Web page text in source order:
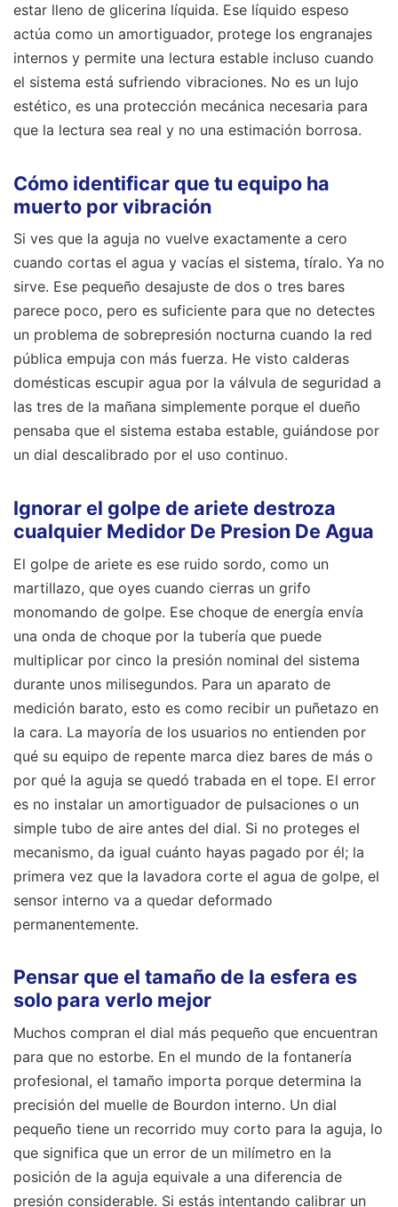
estar lleno de glicerina líquida. Ese líquido espeso
actúa como un amortiguador, protege los engranajes
internos y permite una lectura estable incluso cuando
el sistema está sufriendo vibraciones. No es un lujo
estético, es una protección mecánica necesaria para
que la lectura sea real y no una estimación borrosa.
Cómo identificar que tu equipo ha
muerto por vibración
Si ves que la aguja no vuelve exactamente a cero
cuando cortas el agua y vacías el sistema, tíralo. Ya no
sirve. Ese pequeño desajuste de dos o tres bares
parece poco, pero es suficiente para que no detectes
un problema de sobrepresión nocturna cuando la red
pública empuja con más fuerza. He visto calderas
domésticas escupir agua por la válvula de seguridad a
las tres de la mañana simplemente porque el dueño
pensaba que el sistema estaba estable, guiándose por
un dial descalibrado por el uso continuo.
Ignorar el golpe de ariete destroza
cualquier Medidor De Presion De Agua
El golpe de ariete es ese ruido sordo, como un
martillazo, que oyes cuando cierras un grifo
monomando de golpe. Ese choque de energía envía
una onda de choque por la tubería que puede
multiplicar por cinco la presión nominal del sistema
durante unos milisegundos. Para un aparato de
medición barato, esto es como recibir un puñetazo en
la cara. La mayoría de los usuarios no entienden por
qué su equipo de repente marca diez bares de más o
por qué la aguja se quedó trabada en el tope. El error
es no instalar un amortiguador de pulsaciones o un
simple tubo de aire antes del dial. Si no proteges el
mecanismo, da igual cuánto hayas pagado por él; la
primera vez que la lavadora corte el agua de golpe, el
sensor interno va a quedar deformado
permanentemente.
Pensar que el tamaño de la esfera es
solo para verlo mejor
Muchos compran el dial más pequeño que encuentran
para que no estorbe. En el mundo de la fontanería
profesional, el tamaño importa porque determina la
precisión del muelle de Bourdon interno. Un dial
pequeño tiene un recorrido muy corto para la aguja, lo
que significa que un error de un milímetro en la
posición de la aguja equivale a una diferencia de
presión considerable. Si estás intentando calibrar un